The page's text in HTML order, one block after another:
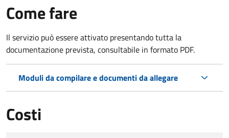
Come fare
Il servizio può essere attivato presentando tutta la
documentazione prevista, consultabile in formato PDF.
Moduli da compilare e documenti da allegare
Costi